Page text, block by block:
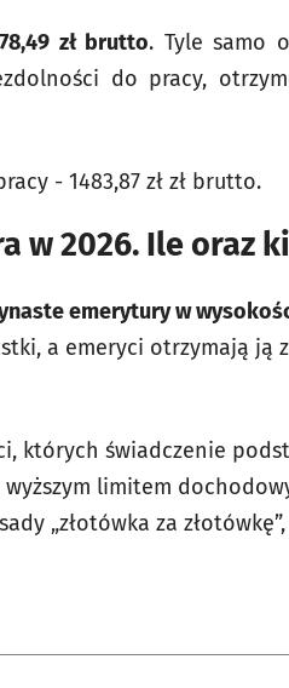
zł brutto. Tyle samo
do pracy,
- 1483,87 zł zł brutto.
w 2026. Ile oraz
emerytury w
a emeryci otrzymają ją
których świadczenie
limitem
„złotówka za